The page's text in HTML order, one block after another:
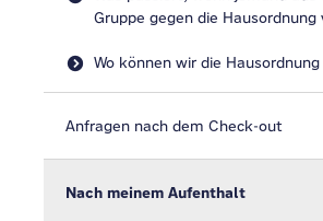
Gruppe gegen die
Wo können wir die
Anfragen nach dem Check-out
Nach meinem Aufenthalt